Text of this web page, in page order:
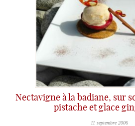
Nectavigne à la badiane, sur
pistache et glace
11 septembre 2006